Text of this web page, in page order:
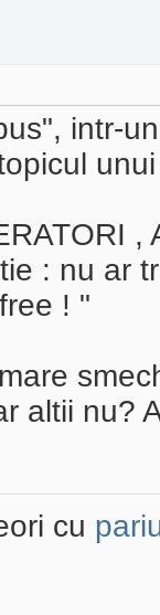
intr-
: nu ar
! "
altii nu?
cu